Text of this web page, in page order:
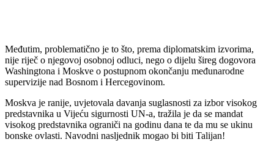
Međutim, problematično je to što, prema diplomatskim izvorima,
nije riječ o njegovoj osobnoj odluci, nego o dijelu šireg dogovora
Washingtona i Moskve o postupnom okončanju međunarodne
supervizije nad Bosnom i Hercegovinom.
Moskva je ranije, uvjetovala davanja suglasnosti za izbor visokog
predstavnika u Vijeću sigurnosti UN-a, tražila je da se mandat
visokog predstavnika ograniči na godinu dana te da mu se ukinu
bonske ovlasti. Navodni nasljednik mogao bi biti Talijan!